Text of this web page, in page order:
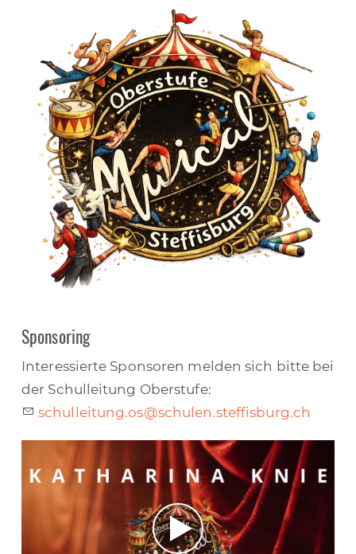
Sponsoring
Interessierte Sponsoren melden sich bitte bei
der Schulleitung Oberstufe:
sch
t ng s sch l n st ff sb rg ch